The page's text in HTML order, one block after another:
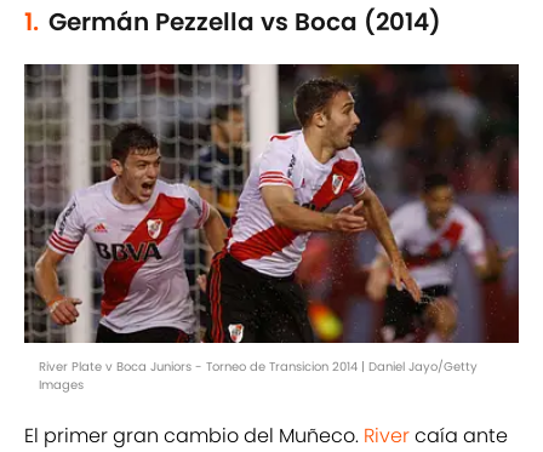
1. Germán Pezzella vs Boca (2014)
River Plate v Boca Juniors - Torneo de Transicion 2014 | Daniel Jayo/Getty
Images
El primer gran cambio del Muñeco. Rivercaía ante